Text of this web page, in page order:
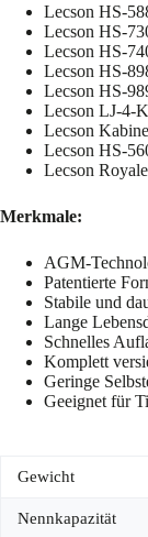
Lecson HS-
Lecson HS-
Lecson HS-
Lecson HS-
Lecson HS-
Lecson LJ-4-K
Lecson
Lecson HS-
Lecson
Merkmale:
AGM-
Patentierte
Stabile und
Lange
Schnelles
Komplett
Geringe
Geeignet für
Gewicht
Nennkapazität